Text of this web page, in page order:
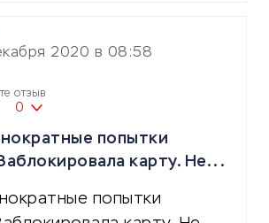
2020 в 08:58
отзыв
0
попытки
карту. Не...
попытки